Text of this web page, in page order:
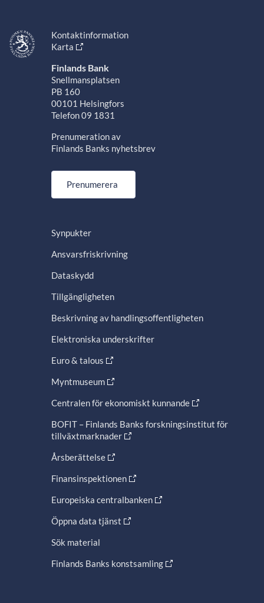
Kontaktinformation
Karta
Finlands Bank
Snellmansplatsen
PB 160
00101 Helsingfors
Telefon 09 1831
Prenumeration av
Finlands Banks nyhetsbrev
Prenumerera
Synpukter
Ansvarsfriskrivning
Dataskydd
Tillgängligheten
Beskrivning av handlingsoffentligheten
Elektroniska underskrifter
Euro & talous
Myntmuseum
Centralen för ekonomiskt kunnande
BOFIT – Finlands Banks forskningsinstitut för
tillväxtmarknader
Årsberättelse
Finansinspektionen
Europeiska centralbanken
Öppna data tjänst
Sök material
Finlands Banks konstsamling